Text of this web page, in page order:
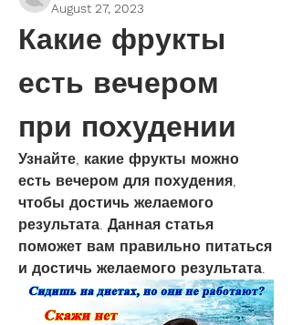
August 27, 2023
Какие фрукты
есть вечером
при похудении
Узнайте, какие фрукты можно
есть вечером для похудения,
чтобы достичь желаемого
результата. Данная статья
поможет вам правильно питаться
и достичь желаемого результата.